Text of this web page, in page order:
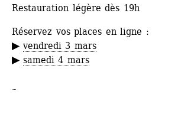
Restauration légère dès 19h
Réservez vos places en ligne :
▶ vendredi 3 mars
▶ samedi 4 mars